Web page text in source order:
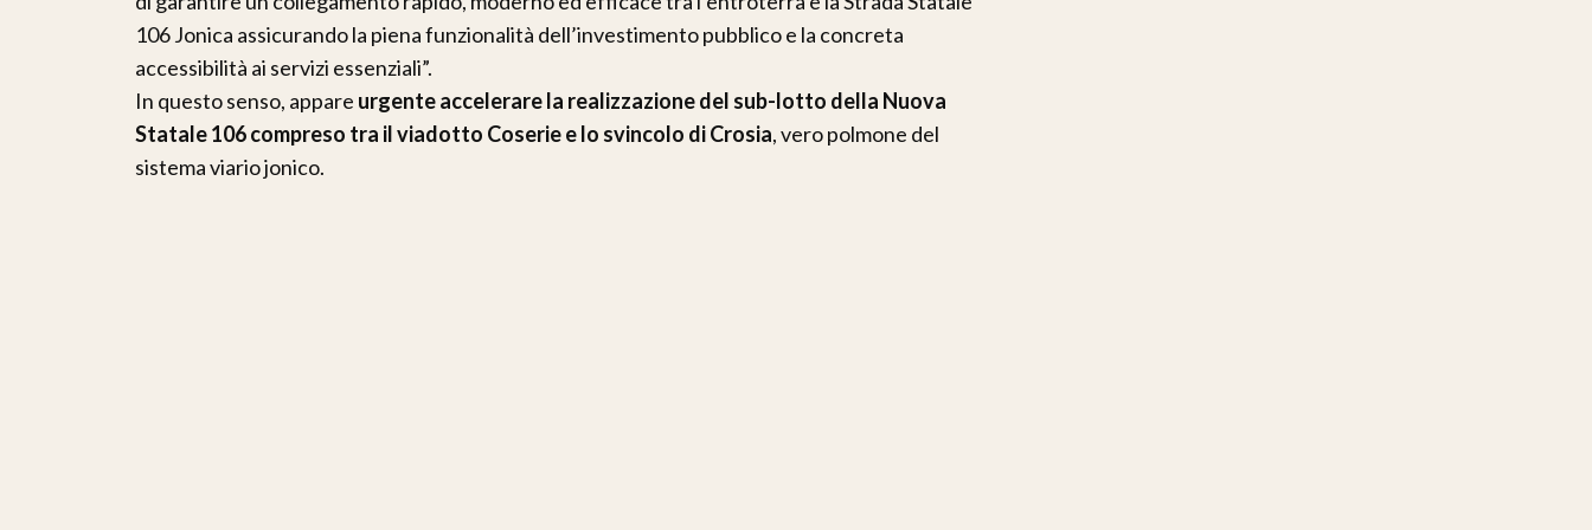
106 Jonica assicurando la piena funzionalità dell’investimento pubblico e la concreta
accessibilità ai servizi essenziali”.
In questo senso, appare urgente accelerare la realizzazione del sub-lotto della Nuova
Statale 106 compreso tra il viadotto Coserie e lo svincolo di Crosia, vero polmone del
sistema viario jonico.